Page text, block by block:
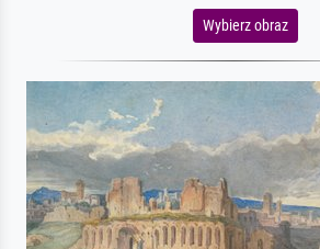
Wybierz obraz